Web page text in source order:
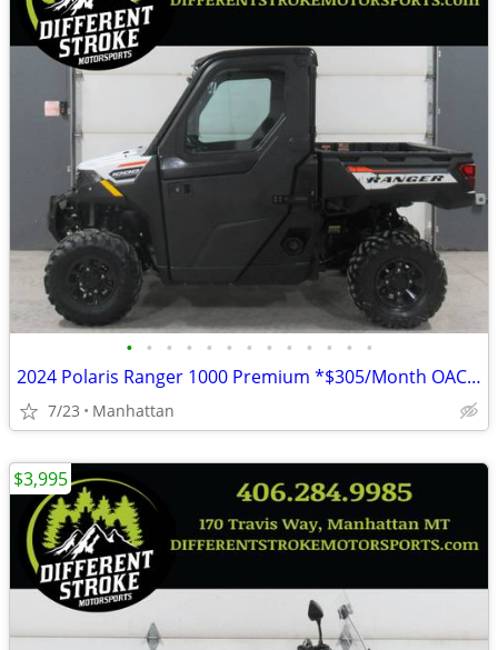
• • • • • • • • • • • • •
2024 Polaris Ranger 1000 Premium *$305/Month OAC* *Street Legal*
7/23 Manhattan
$3,995